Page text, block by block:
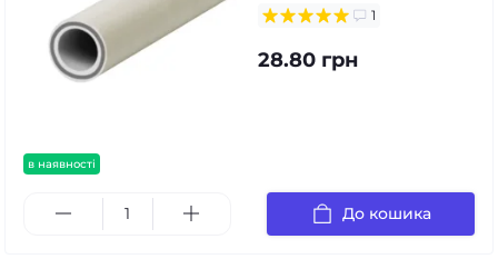
в наявності
1
28.80 грн
До кошика